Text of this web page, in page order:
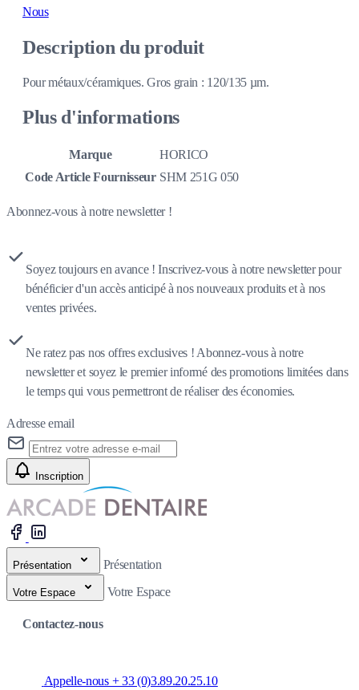
Nous
Description du produit
Pour métaux/céramiques. Gros grain : 120/135 µm.
Plus d'informations
Marque
HORICO
Code Article Fournisseur SHM 251G 050
Abonnez-vous à notre newsletter !
Soyez toujours en avance ! Inscrivez-vous à notre newsletter pour
bénéficier d'un accès anticipé à nos nouveaux produits et à nos
ventes privées.
Ne ratez pas nos offres exclusives ! Abonnez-vous à notre
newsletter et soyez le premier informé des promotions limitées dans
le temps qui vous permettront de réaliser des économies.
Adresse email
Inscription
Présentation Présentation
Votre Espace Votre Espace
Contactez-nous
Appelle-nous + 33 (0)3.89.20.25.10